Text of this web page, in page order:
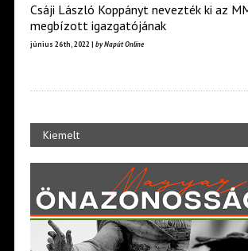
Csáji László Koppányt nevezték ki az
megbízott igazgatójának
június 26th, 2022 | by Napút Online
Kiemelt